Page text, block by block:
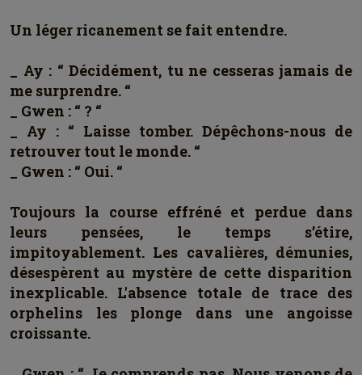
Un léger ricanement se fait entendre.
_ Ay : “ Décidément, tu ne cesseras jamais de
me surprendre. “
_ Gwen : “ ? “
_ Ay : “ Laisse tomber. Dépêchons-nous de
retrouver tout le monde. “
_ Gwen : “ Oui. “
Toujours la course effréné et perdue dans
leurs pensées, le temps s’étire,
impitoyablement. Les cavalières, démunies,
désespèrent au mystère de cette disparition
inexplicable. L'absence totale de trace des
orphelins les plonge dans une angoisse
croissante.